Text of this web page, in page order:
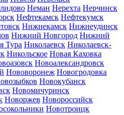
Неман Нерехта Нерчинск
Нефтекамск Нефтекумск
Нижнекамск Нижнеудинск
Нижний Новгород Нижний
Тура Николаевск Николаевск-
Никольское Новая Каховка
Новоалександровск
Нововоронеж Новогродовка
Новокубанск
Новомичуринск
Новоржев Новороссийск
Новотроицк